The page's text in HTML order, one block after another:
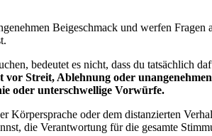
Beigeschmack und werfen
bedeutet es nicht, dass du tatsächlich
Streit, Ablehnung oder
oder unterschwellige Vorwürfe.
Körpersprache oder dem distanzierten
die Verantwortung für die gesamte